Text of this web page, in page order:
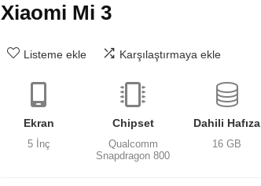
Xiaomi Mi 3
Listeme ekle Karşılaştırmaya ekle
Ekran
5 İnç
Chipset
Qualcomm
Snapdragon 800
Dahili Hafıza
16 GB